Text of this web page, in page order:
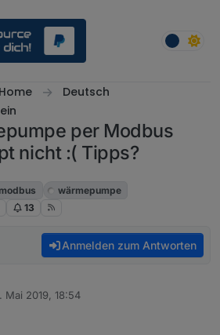
Deutsch
per Modbus
nicht :( Tipps?
wärmepumpe
13
Anmelden zum Antworten
Mai 2019, 18:54
von